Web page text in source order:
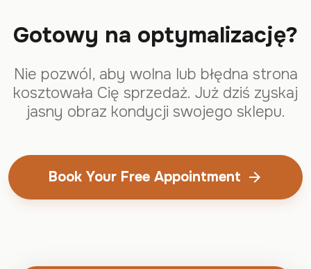
Gotowy na optymalizację?
Nie pozwól, aby wolna lub błędna strona
kosztowała Cię sprzedaż. Już dziś zyskaj
jasny obraz kondycji swojego sklepu.
Book Your Free Appointment arrow_forward